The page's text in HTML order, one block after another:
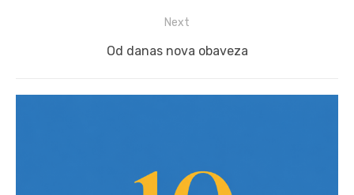
Next
Next
Od danas nova obaveza